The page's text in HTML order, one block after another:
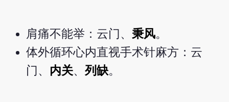
肩痛不能举：云门、 秉风。
体外循环心内直视手术针麻方：云
门、 内关、列缺。